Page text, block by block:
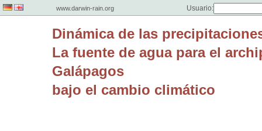
www.darwin-rain.org Usuario:
Dinámica de las
La fuente de agua para el
Galápagos
bajo el cambio climático